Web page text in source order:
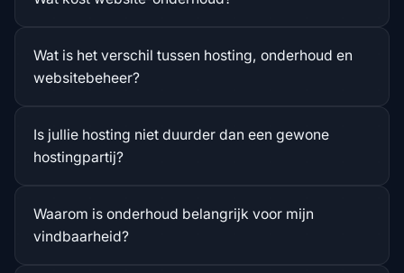
Wat is het verschil tussen hosting, onderhoud en
websitebeheer?
Is jullie hosting niet duurder dan een gewone
hostingpartij?
Waarom is onderhoud belangrijk voor mijn
vindbaarheid?